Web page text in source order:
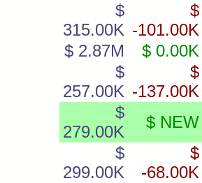
$
315.00K
$
-101.00K
$ 2.87M
$ 0.00K
$
257.00K
$
-137.00K
$
279.00K
$ NEW
$
299.00K
$
-68.00K